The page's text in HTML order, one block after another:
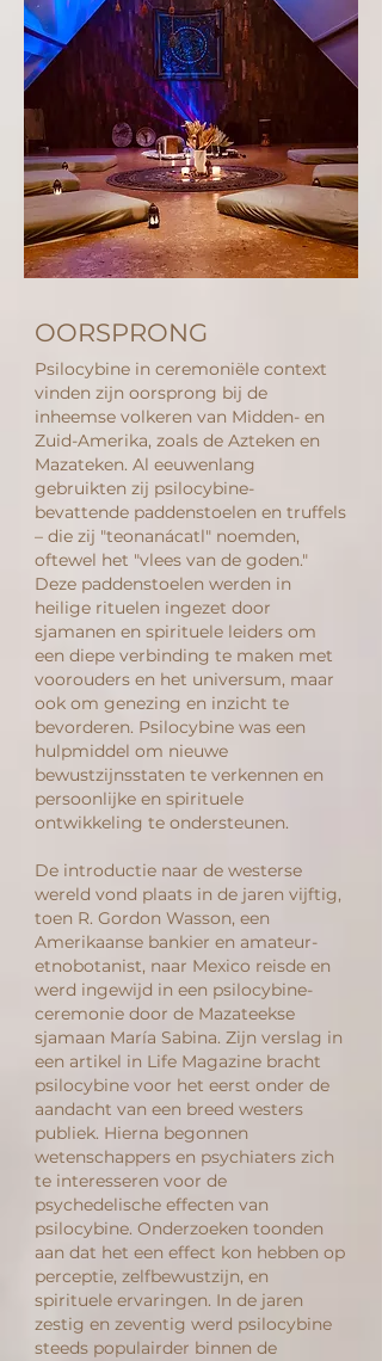
OORSPRONG
Psilocybine in ceremoniële context
vinden zijn oorsprong bij de
inheemse volkeren van Midden- en
Zuid-Amerika, zoals de Azteken en
Mazateken. Al eeuwenlang
gebruikten zij psilocybine-
bevattende paddenstoelen en truffels
– die zij "teonanácatl" noemden,
oftewel het "vlees van de goden."
Deze paddenstoelen werden in
heilige rituelen ingezet door
sjamanen en spirituele leiders om
een diepe verbinding te maken met
voorouders en het universum, maar
ook om genezing en inzicht te
bevorderen. Psilocybine was een
hulpmiddel om nieuwe
bewustzijnsstaten te verkennen en
persoonlijke en spirituele
ontwikkeling te ondersteunen.
De introductie naar de westerse
wereld vond plaats in de jaren vijftig,
toen R. Gordon Wasson, een
Amerikaanse bankier en amateur-
etnobotanist, naar Mexico reisde en
werd ingewijd in een psilocybine-
ceremonie door de Mazateekse
sjamaan María Sabina. Zijn verslag in
een artikel in Life Magazine bracht
psilocybine voor het eerst onder de
aandacht van een breed westers
publiek. Hierna begonnen
wetenschappers en psychiaters zich
te interesseren voor de
psychedelische effecten van
psilocybine. Onderzoeken toonden
aan dat het een effect kon hebben op
perceptie, zelfbewustzijn, en
spirituele ervaringen. In de jaren
zestig en zeventig werd psilocybine
steeds populairder binnen de